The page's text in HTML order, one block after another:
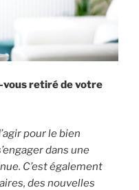
vous retiré de votre
pour le bien
dans une
C’est également
des nouvelles